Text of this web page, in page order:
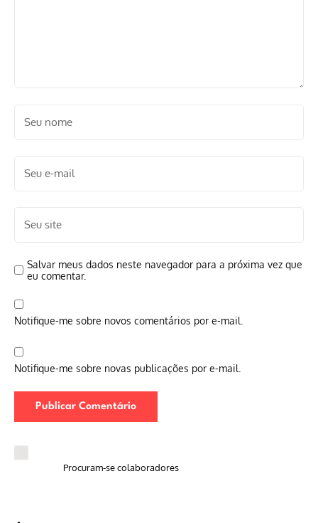
Salvar meus dados neste navegador para a próxima vez que
eu comentar.
Notifique-me sobre novos comentários por e-mail.
Notifique-me sobre novas publicações por e-mail.
Procuram-se colaboradores